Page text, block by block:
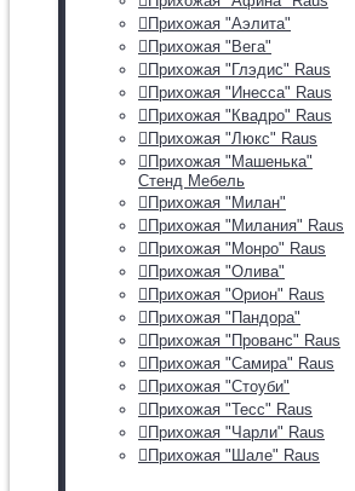
Прихожая "Аэлита"
Прихожая "Вега"
Прихожая "Глэдис" Raus
Прихожая "Инесса" Raus
Прихожая "Квадро" Raus
Прихожая "Люкс" Raus
Прихожая "Машенька"
Стенд Мебель
Прихожая "Милан"
Прихожая "Милания" Raus
Прихожая "Монро" Raus
Прихожая "Олива"
Прихожая "Орион" Raus
Прихожая "Пандора"
Прихожая "Прованс" Raus
Прихожая "Самира" Raus
Прихожая "Стоуби"
Прихожая "Тесс" Raus
Прихожая "Чарли" Raus
Прихожая "Шале" Raus